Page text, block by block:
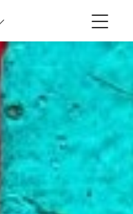
Menu
connexes